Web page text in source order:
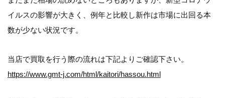
イルスの影響が大きく、例年と比較し新作は市場に出回る本
数が少ない状況です。
当店で買取を行う際の流れは下記よりご確認下さい。
https://www.gmt-j.com/html/kaitori/hassou.html